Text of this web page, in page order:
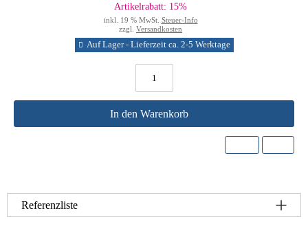
Artikelrabatt: 15%
inkl. 19 % MwSt. Steuer-Info
zzgl. Versandkosten
Auf Lager - Lieferzeit ca. 2-5 Werktage
In den Warenkorb
Referenzliste